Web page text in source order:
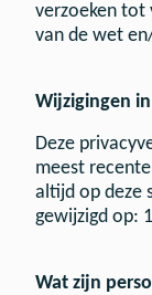
verzoeken tot
van de wet
Wijzigingen
Deze
meest
altijd op deze
gewijzigd op:
Wat zijn